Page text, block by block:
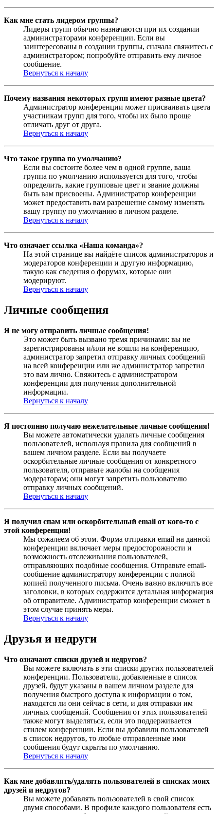
Как мне стать лидером группы?
Лидеры групп обычно назначаются при их создании
администраторами конференции. Если вы
заинтересованы в создании группы, сначала свяжитесь с
администратором; попробуйте отправить ему личное
сообщение.
Вернуться к началу
Почему названия некоторых групп имеют разные цвета?
Администратор конференции может присваивать цвета
участникам групп для того, чтобы их было проще
отличать друг от друга.
Вернуться к началу
Что такое группа по умолчанию?
Если вы состоите более чем в одной группе, ваша
группа по умолчанию используется для того, чтобы
определить, какие групповые цвет и звание должны
быть вам присвоены. Администратор конференции
может предоставить вам разрешение самому изменять
вашу группу по умолчанию в личном разделе.
Вернуться к началу
Что означает ссылка «Наша команда»?
На этой странице вы найдёте список администраторов и
модераторов конференции и другую информацию,
такую как сведения о форумах, которые они
модерируют.
Вернуться к началу
Личные сообщения
Я не могу отправить личные сообщения!
Это может быть вызвано тремя причинами: вы не
зарегистрированы и/или не вошли на конференцию,
администратор запретил отправку личных сообщений
на всей конференции или же администратор запретил
это вам лично. Свяжитесь с администратором
конференции для получения дополнительной
информации.
Вернуться к началу
Я постоянно получаю нежелательные личные сообщения!
Вы можете автоматически удалять личные сообщения
пользователей, используя правила для сообщений в
вашем личном разделе. Если вы получаете
оскорбительные личные сообщения от конкретного
пользователя, отправьте жалобы на сообщения
модераторам; они могут запретить пользователю
отправку личных сообщений.
Вернуться к началу
Я получил спам или оскорбительный email от кого-то с
этой конференции!
Мы сожалеем об этом. Форма отправки email на данной
конференции включает меры предосторожности и
возможность отслеживания пользователей,
отправляющих подобные сообщения. Отправьте email-
сообщение администратору конференции с полной
копией полученного письма. Очень важно включить все
заголовки, в которых содержится детальная информация
об отправителе. Администратор конференции сможет в
этом случае принять меры.
Вернуться к началу
Друзья и недруги
Что означают списки друзей и недругов?
Вы можете включать в эти списки других пользователей
конференции. Пользователи, добавленные в список
друзей, будут указаны в вашем личном разделе для
получения быстрого доступа к информации о том,
находятся ли они сейчас в сети, и для отправки им
личных сообщений. Сообщения от этих пользователей
также могут выделяться, если это поддерживается
стилем конференции. Если вы добавили пользователей
в список недругов, то любые отправленные ими
сообщения будут скрыты по умолчанию.
Вернуться к началу
Как мне добавлять/удалять пользователей в списках моих
друзей и недругов?
Вы можете добавлять пользователей в свой список
двумя способами. В профиле каждого пользователя есть